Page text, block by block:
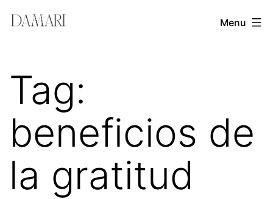
Damari
Creativity
Mentor
Menu
Tag:
beneficios de
la gratitud